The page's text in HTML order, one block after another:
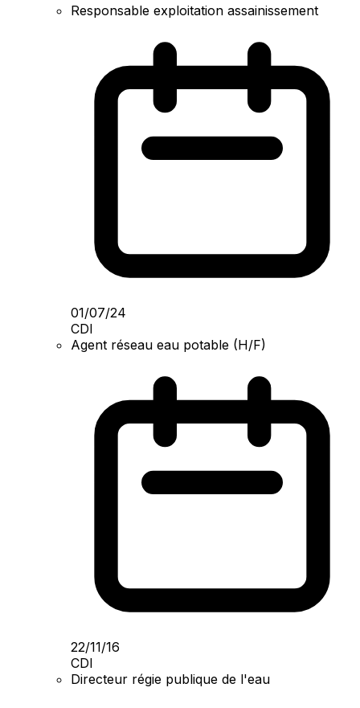
Responsable exploitation assainissement
01/07/24
CDI
Agent réseau eau potable (H/F)
22/11/16
CDI
Directeur régie publique de l'eau